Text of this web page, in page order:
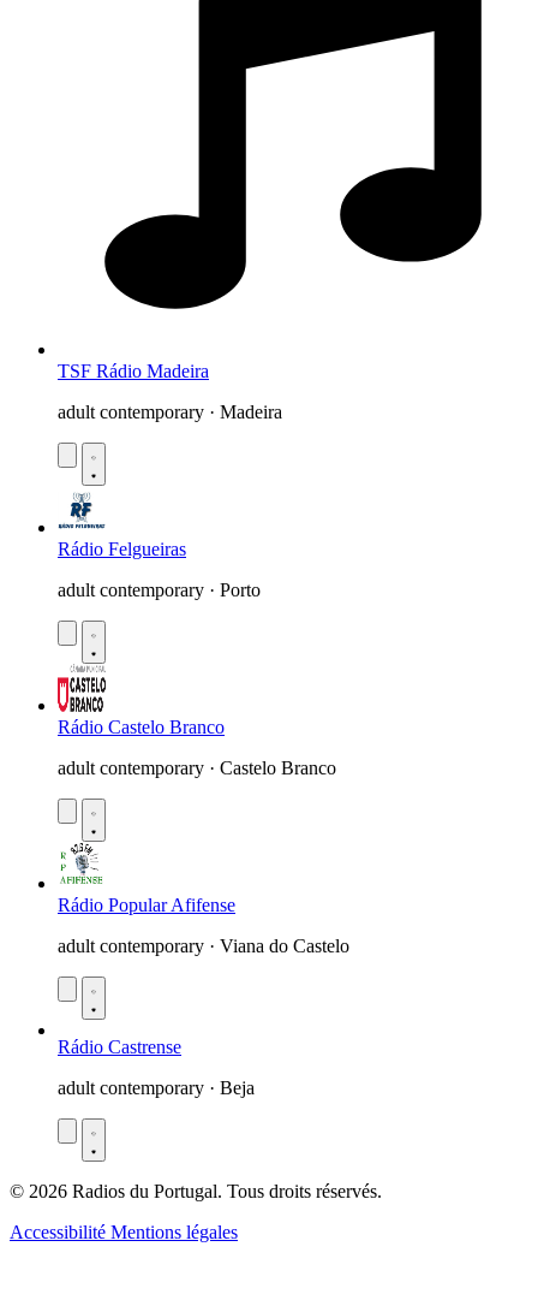
TSF Rádio Madeira
adult contemporary · Madeira
Rádio Felgueiras
adult contemporary · Porto
Rádio Castelo Branco
adult contemporary · Castelo Branco
Rádio Popular Afifense
adult contemporary · Viana do Castelo
Rádio Castrense
adult contemporary · Beja
© 2026 Radios du Portugal. Tous droits réservés.
Accessibilité Mentions légales